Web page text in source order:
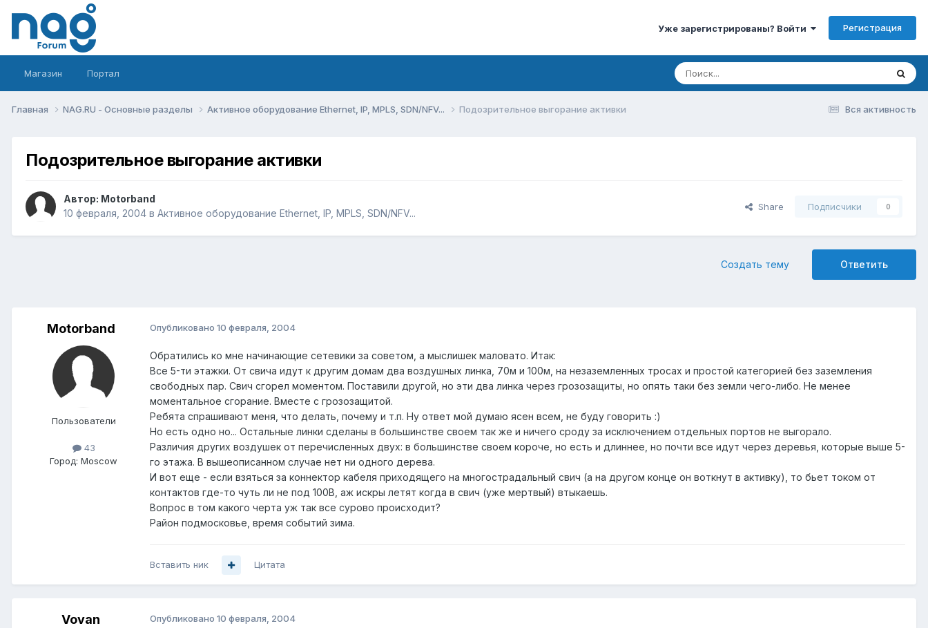
Уже зарегистрированы? Войти Регистрация
Магазин Портал
Вся активность
Главная NAG.RU - Основные разделы Активное оборудование Ethernet, IP, MPLS, SDN/NFV... Подозрительное выгорание активки
Подозрительное выгорание активки
Автор: Motorband
10 февраля, 2004 в Активное оборудование Ethernet, IP, MPLS, SDN/NFV...
Share Подписчики 0
Ответить
Создать тему
Motorband
Пользователи
43
Город: Moscow
Опубликовано 10 февраля, 2004
Обратились ко мне начинающие сетевики за советом, а мыслишек маловато. Итак:
Все 5-ти этажки. От свича идут к другим домам два воздушных линка, 70м и 100м, на незаземленных тросах и простой категорией без заземления
свободных пар. Свич сгорел моментом. Поставили другой, но эти два линка через грозозащиты, но опять таки без земли чего-либо. Не менее
моментальное сгорание. Вместе с грозозащитой.
Ребята спрашивают меня, что делать, почему и т.п. Ну ответ мой думаю ясен всем, не буду говорить :)
Но есть одно но... Остальные линки сделаны в большинстве своем так же и ничего сроду за исключением отдельных портов не выгорало.
Различия других воздушек от перечисленных двух: в большинстве своем короче, но есть и длиннее, но почти все идут через деревья, которые выше 5-
го этажа. В вышеописанном случае нет ни одного дерева.
И вот еще - если взяться за коннектор кабеля приходящего на многострадальный свич (а на другом конце он воткнут в активку), то бьет током от
контактов где-то чуть ли не под 100В, аж искры летят когда в свич (уже мертвый) втыкаешь.
Вопрос в том какого черта уж так все сурово происходит?
Район подмосковье, время событий зима.
Вставить ник Цитата
Vovan Опубликовано 10 февраля, 2004